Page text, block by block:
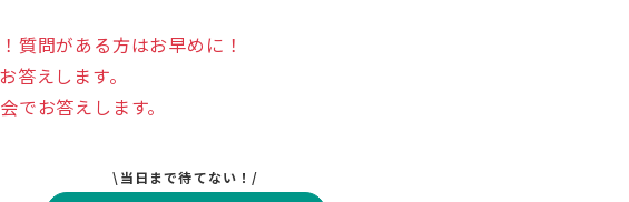
質問がある方はお早めに！
答えします。
でお答えします。
\当日まで待てない！/